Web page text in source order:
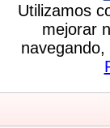
Utilizamos
mejorar